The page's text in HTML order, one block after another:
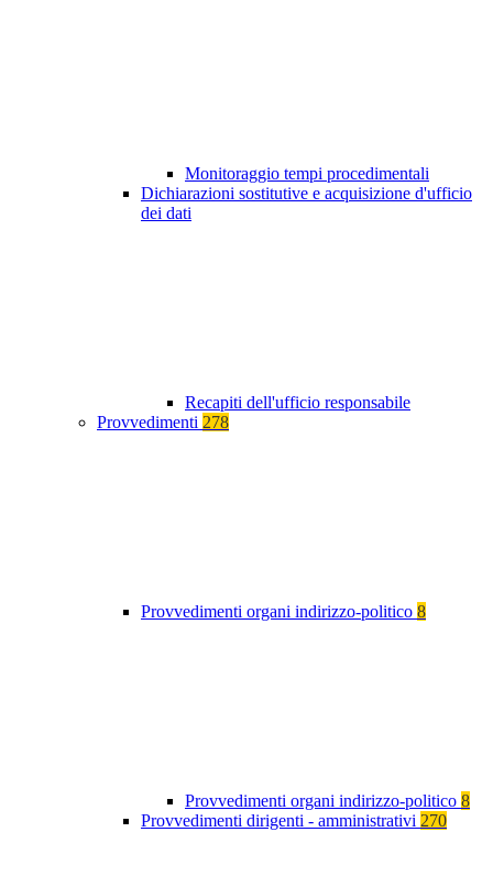
Monitoraggio tempi procedimentali
Dichiarazioni sostitutive e acquisizione d'ufficio
dei dati
Recapiti dell'ufficio responsabile
Provvedimenti 278
Provvedimenti organi indirizzo-politico 8
Provvedimenti organi indirizzo-politico 8
Provvedimenti dirigenti - amministrativi 270